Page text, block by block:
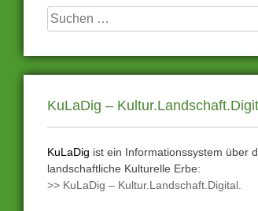
Suchen
nach:
KuLaDig –
KuLaDig ist ein Informationssystem über
landschaftliche Kulturelle Erbe:
>> KuLaDig – Kultur.Landschaft.Digital.